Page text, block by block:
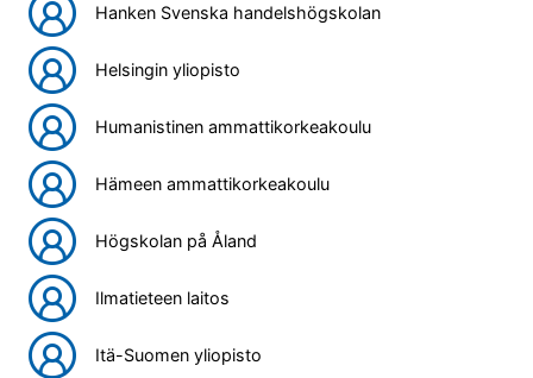
Hanken Svenska handelshögskolan
Helsingin yliopisto
Humanistinen ammattikorkeakoulu
Hämeen ammattikorkeakoulu
Högskolan på Åland
Ilmatieteen laitos
Itä-Suomen yliopisto